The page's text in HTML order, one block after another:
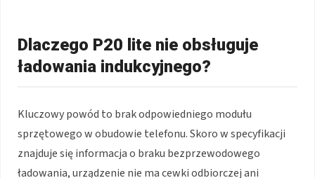
Dlaczego P20 lite nie obsługuje
ładowania indukcyjnego?
Kluczowy powód to brak odpowiedniego modułu
sprzętowego w obudowie telefonu. Skoro w specyfikacji
znajduje się informacja o braku bezprzewodowego
ładowania, urządzenie nie ma cewki odbiorczej ani